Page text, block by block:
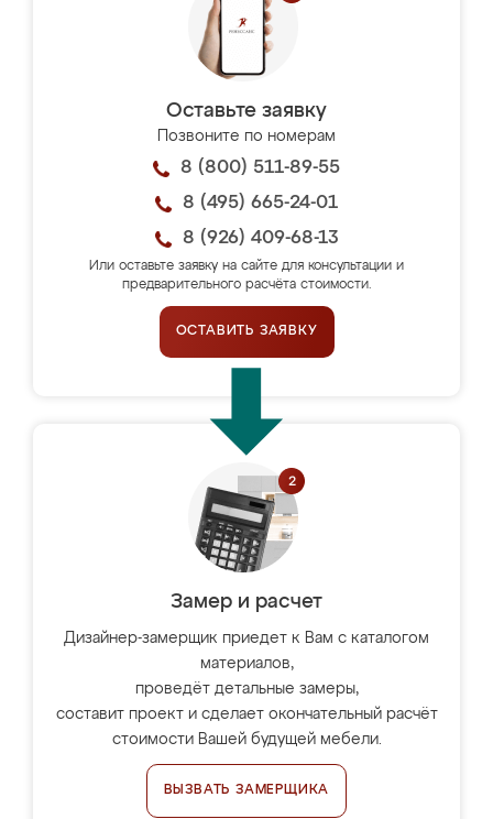
Оставьте заявку
Позвоните по номерам
8 (800) 511-89-55
8 (495) 665-24-01
8 (926) 409-68-13
Или оставьте заявку на сайте для консультации и
предварительного расчёта стоимости.
ОСТАВИТЬ ЗАЯВКУ
Замер и расчет
Дизайнер-замерщик приедет к Вам с каталогом
материалов,
проведёт детальные замеры,
составит проект и сделает окончательный расчёт
стоимости Вашей будущей мебели.
ВЫЗВАТЬ ЗАМЕРЩИКА